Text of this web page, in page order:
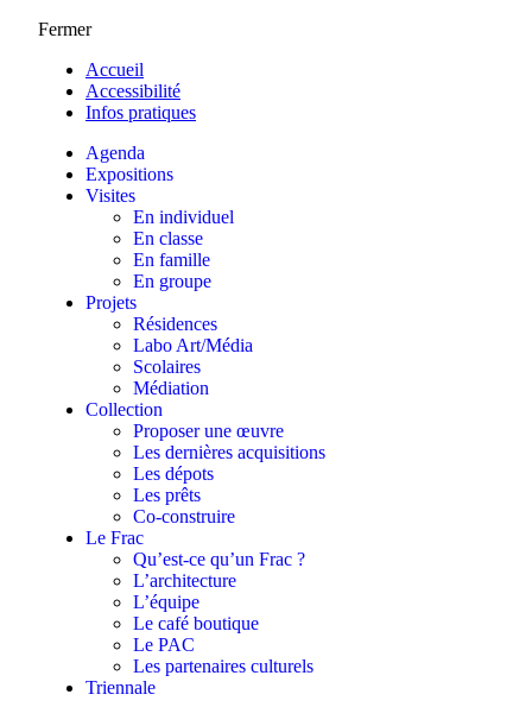
Fermer
Accueil
Accessibilité
Infos pratiques
Agenda
Expositions
Visites
En individuel
En classe
En famille
En groupe
Projets
Résidences
Labo Art/Média
Scolaires
Médiation
Collection
Proposer une œuvre
Les dernières acquisitions
Les dépots
Les prêts
Co-construire
Le Frac
Qu’est-ce qu’un Frac ?
L’architecture
L’équipe
Le café boutique
Le PAC
Les partenaires culturels
Triennale